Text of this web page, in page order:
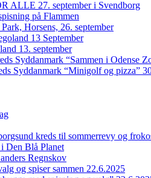
ALLE 27. september i Svendborg
på Flammen
Horsens, 26. september
13 September
13. september
Syddanmark “Sammen i Odense
Syddanmark “Minigolf og pizza”
kreds til sommerrevy og
Den Blå Planet
Regnskov
og spiser sammen 22.6.2025